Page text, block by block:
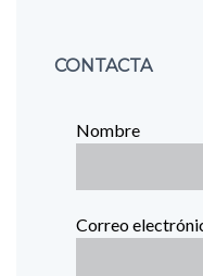
CONTACTA
Nombre
Correo